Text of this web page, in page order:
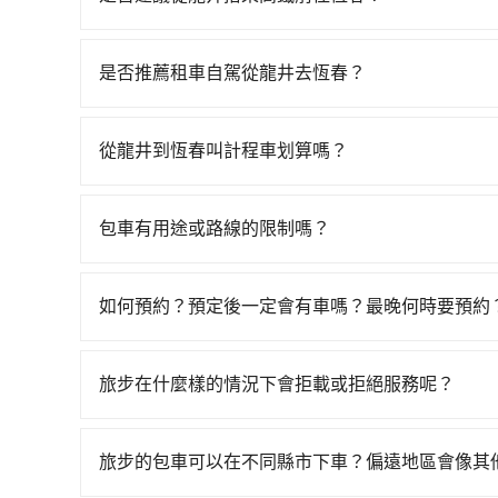
搭乘。假設從台中市龍井區前往最靠近的台中高
元後，抵達屏東縣恆春鎮的目的地。全程加上轉
坐車快8分鐘，但卻要額外支出約90元的交通費
是否推薦租車自駕從龍井去恆春？
說九歐租賃企業、大奔國際汽車租賃、璟翔小客
程限定200~400公里，超過還會額外加收
住家/辦公室/起點還有段路，且須配合車行營業時
從龍井到恆春叫計程車划算嗎？
到車，也可考慮打電話至台中市龍井區當地唯一
司機不按錶計費，約有27%會採現場議價，建議
包車有用途或路線的限制嗎？
遊、參加喜宴/喪禮、就醫回診、登山露營、學生
如何預約？預定後一定會有車嗎？最晚何時要預約
步驟填寫完乘客資料與線上刷卡，訂單即成立。
五點前仍會收單，最遲如當天下午過後乘車，四小
旅步在什麼樣的情況下會拒載或拒絕服務呢？
訂購時填寫的數量。請務必確實填寫當日實際攜
旅步的包車可以在不同縣市下車？偏遠地區會像其